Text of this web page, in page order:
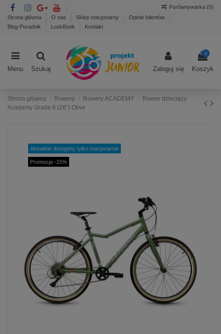
Strona główna O nas Sklep stacjonarny
Opinie klientów
Blog-Poradnik
LookBook Kontakt
Porównywarka (0)
Menu Szukaj Zaloguj się
0
Koszyk
Strona główna Rowery Rowery ACADEMY
Rower dziecięcy
Academy Grade 6 (26") Olive
Aktualnie dostępny tylko stacjonarnie
Promocja -15%